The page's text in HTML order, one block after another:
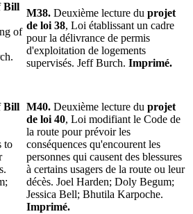
Bill
of
M38. Deuxième lecture du projet
de loi 38, Loi établissant un cadre
pour la délivrance de permis
d'exploitation de logements
supervisés. Jeff Burch. Imprimé.
Bill
to
M40. Deuxième lecture du projet
de loi 40, Loi modifiant le Code de
la route pour prévoir les
conséquences qu'encourent les
personnes qui causent des blessures
à certains usagers de la route ou leur
décès. Joel Harden; Doly Begum;
Jessica Bell; Bhutila Karpoche.
Imprimé.